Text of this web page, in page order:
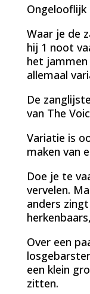
Waar je de
hij 1 noot
het
allemaal
De
van The
Variatie is
maken van
Doe je te
vervelen.
anders
Over een
een klein
zitten.